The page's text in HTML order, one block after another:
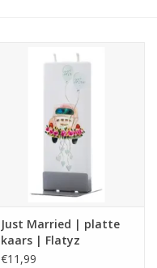
Just Married | platte
kaars | Flatyz
€11,99